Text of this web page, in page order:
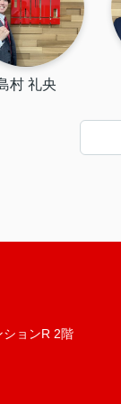
村 礼央
ョンR 2階